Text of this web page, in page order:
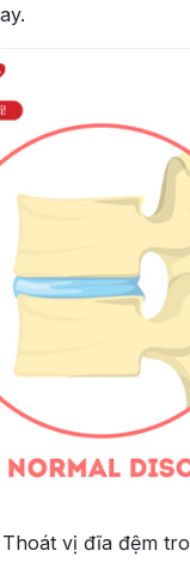
Thoát vị đĩa đệm